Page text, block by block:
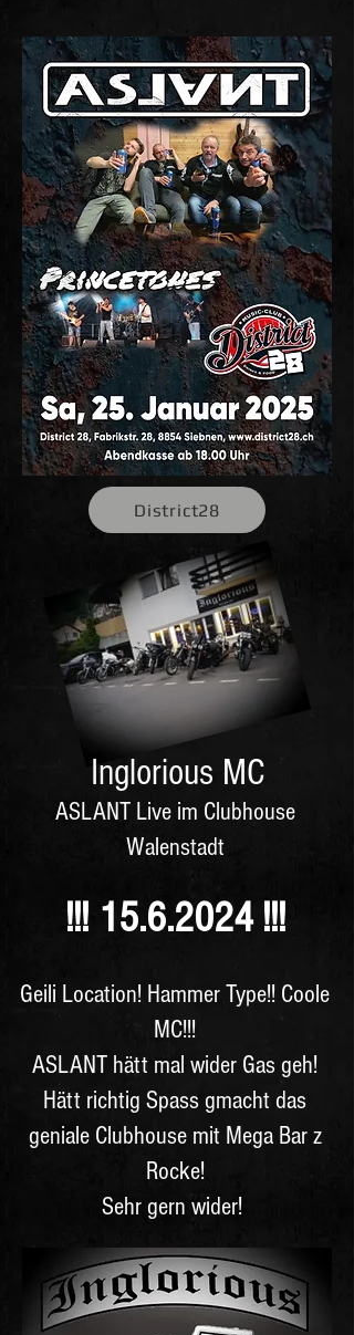
District28
Inglorious MC
ASLANT Live im Clubhouse
Walenstadt
!!! 15.6.2024 !!!
Geili Location! Hammer Type!! Coole
MC!!!
ASLANT hätt mal wider Gas geh!
Hätt richtig Spass gmacht das
geniale Clubhouse mit Mega Bar z
Rocke!
Sehr gern wider!